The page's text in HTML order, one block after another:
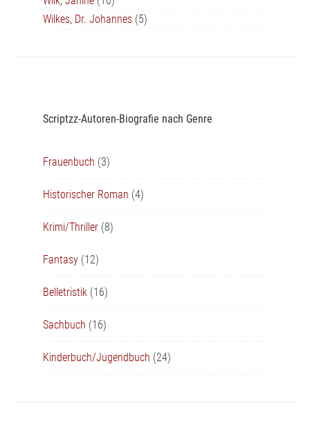
Wilkes, Dr. Johannes (5)
Scriptzz-Autoren-Biografie nach Genre
Frauenbuch (3)
Historischer Roman (4)
Krimi/Thriller (8)
Fantasy (12)
Belletristik (16)
Sachbuch (16)
Kinderbuch/Jugendbuch (24)